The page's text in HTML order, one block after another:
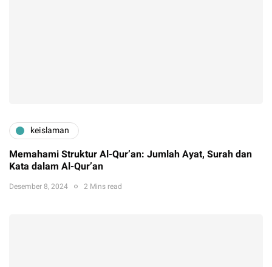
keislaman
Memahami Struktur Al-Qur’an: Jumlah Ayat, Surah dan
Kata dalam Al-Qur’an
Desember 8, 2024 2 Mins read